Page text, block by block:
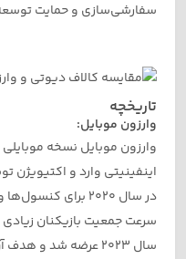
سفارشی‌سازی و حمایت
تاریخچه
وارزون موبایل:
وارزون موبایل نسخه موبایلی
اینفینیتی وارد و اکتیویژن
در سال 2020 برای
سرعت جمعیت بازیکنان زیادی را
سال 2023 عرضه شد و هدف